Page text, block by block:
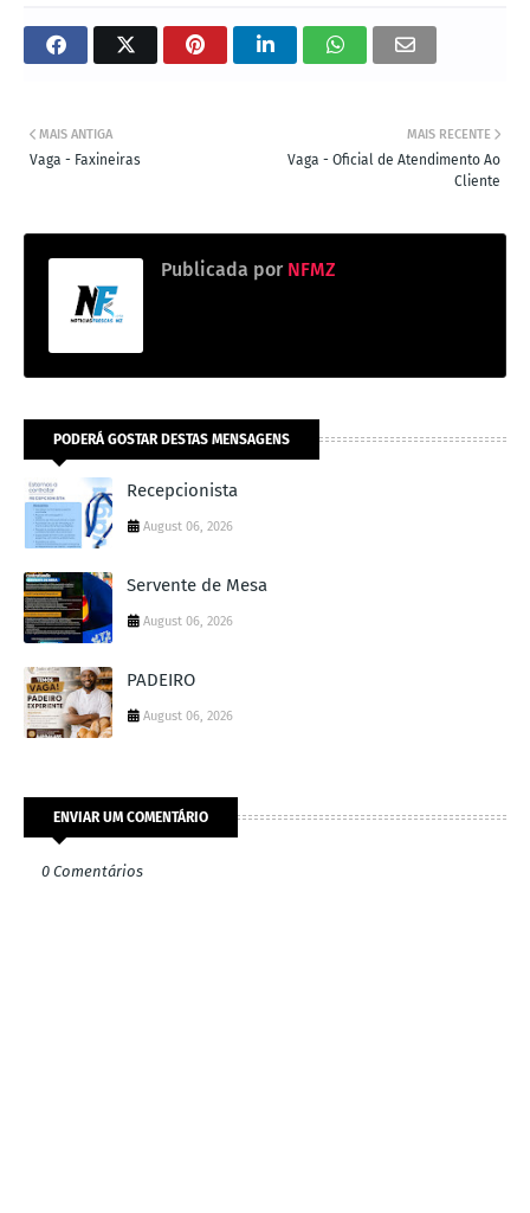
MAIS RECENTE
Vaga - Oficial de Atendimento Ao
Cliente
MAIS ANTIGA
Vaga - Faxineiras
Publicada por NFMZ
PODERÁ GOSTAR DESTAS MENSAGENS
Recepcionista
August 06, 2026
Servente de Mesa
August 06, 2026
PADEIRO
August 06, 2026
ENVIAR UM COMENTÁRIO
0 Comentários